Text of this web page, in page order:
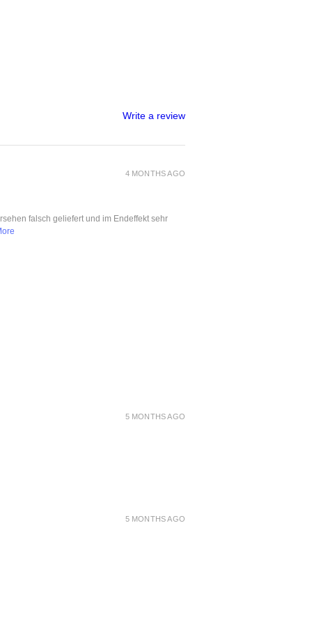
Write a review
4 MONTHS AGO
falsch geliefert und im Endeffekt sehr
5 MONTHS AGO
5 MONTHS AGO